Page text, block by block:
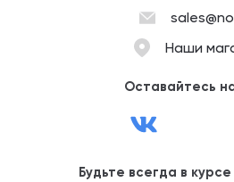
Наши
Оставайтесь
Будьте всегда в курсе